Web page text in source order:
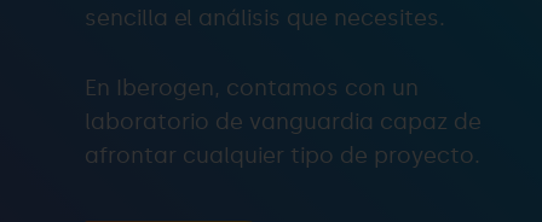
sencilla el análisis que necesites.
En Iberogen, contamos con un
laboratorio de vanguardia capaz de
afrontar cualquier tipo de proyecto.